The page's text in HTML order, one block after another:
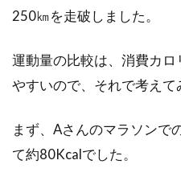
スポーツ自
駐輪時に悩
27イン
い？26
250㎞を走破しました。
運動量の比較は、消費カ
やすいので、それで考えて
まず、Aさんのマラソンで
て約80Kcalでした。